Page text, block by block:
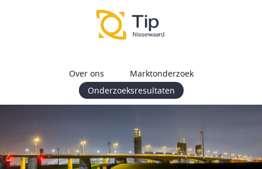
Over ons
Marktonderzoek
Onderzoeksresultaten